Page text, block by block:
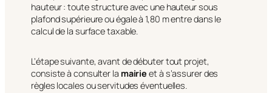
hauteur : toute structure avec une hauteur sous
plafond supérieure ou égale à 1,80 m entre dans le
calcul de la surface taxable.
L’étape suivante, avant de débuter tout projet,
consiste à consulter la mairie et à s’assurer des
règles locales ou servitudes éventuelles.